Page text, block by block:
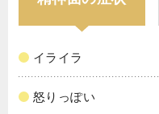
イライラ
怒りっぽい